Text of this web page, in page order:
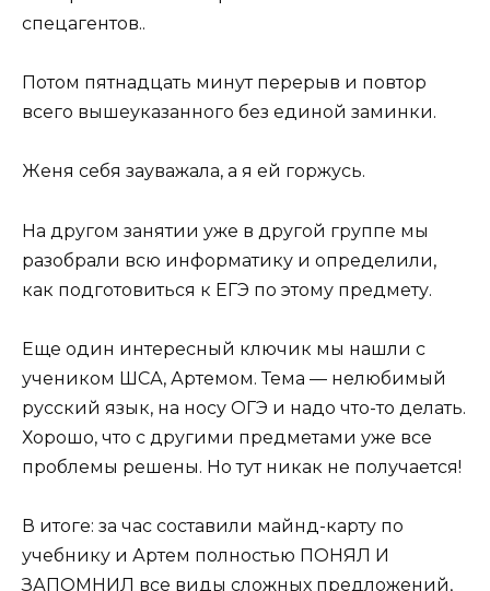
спецагентов..
Потом пятнадцать минут перерыв и повтор
всего вышеуказанного без единой заминки.
Женя себя зауважала, а я ей горжусь.
На другом занятии уже в другой группе мы
разобрали всю информатику и определили,
как подготовиться к ЕГЭ по этому предмету.
Еще один интересный ключик мы нашли с
учеником ШСА, Артемом. Тема — нелюбимый
русский язык, на носу ОГЭ и надо что-то делать.
Хорошо, что с другими предметами уже все
проблемы решены. Но тут никак не получается!
В итоге: за час составили майнд-карту по
учебнику и Артем полностью ПОНЯЛ И
ЗАПОМНИЛ все виды сложных предложений,